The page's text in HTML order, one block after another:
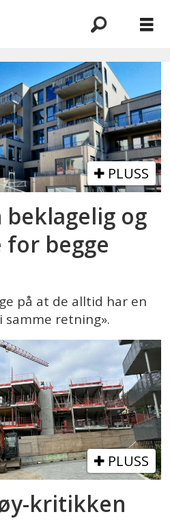
PLUSS
beklagelig og
begge
på at de alltid har en
samme retning».
PLUSS
kritikken